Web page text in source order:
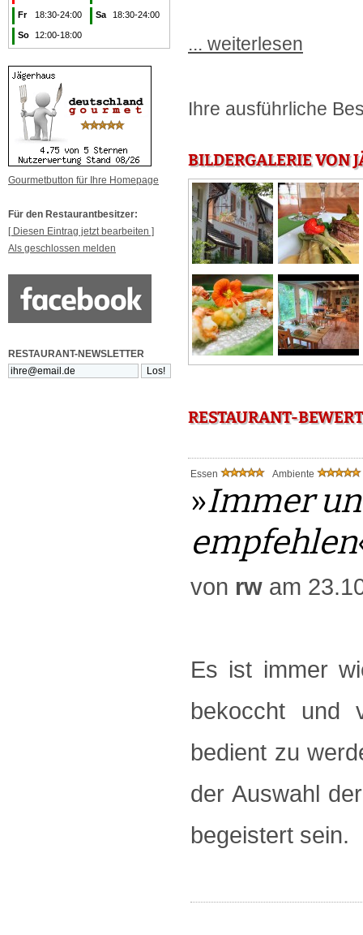
Fr 18:30-24:00 Sa 18:30-24:00
So 12:00-18:00
Gourmetbutton für Ihre Homepage
Für den Restaurantbesitzer:
[ Diesen Eintrag jetzt bearbeiten ]
Als geschlossen melden
RESTAURANT-NEWSLETTER
... weiterlesen
Ihre ausführliche
BILDERGALERIE VON
RESTAURANT-
Essen Ambiente
»Immer
empfehlen
von rw am
Es ist immer
bekoccht und
bedient zu
der Auswahl
begeistert sein.